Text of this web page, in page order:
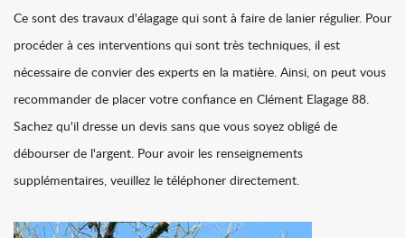
Ce sont des travaux d'élagage qui sont à faire de lanier régulier. Pour
procéder à ces interventions qui sont très techniques, il est
nécessaire de convier des experts en la matière. Ainsi, on peut vous
recommander de placer votre confiance en Clément Elagage 88.
Sachez qu'il dresse un devis sans que vous soyez obligé de
débourser de l'argent. Pour avoir les renseignements
supplémentaires, veuillez le téléphoner directement.